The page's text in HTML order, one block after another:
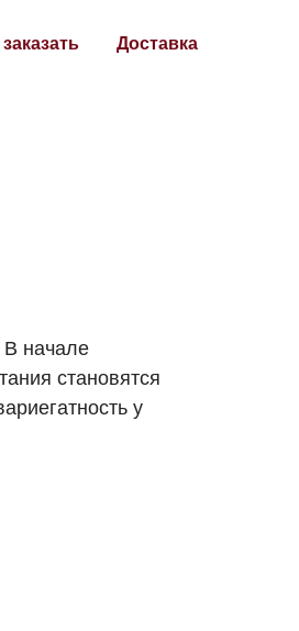
заказать Доставка
В начале
становятся
у